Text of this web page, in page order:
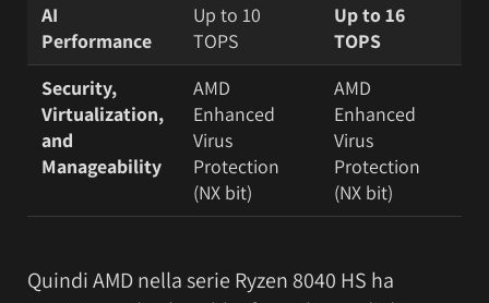
AI
Performance
Up to 10
TOPS
Up to 16
TOPS
Security,
Virtualization,
and
Manageability
AMD
Enhanced
Virus
Protection
(NX bit)
AMD
Enhanced
Virus
Protection
(NX bit)
Quindi AMD nella serie Ryzen 8040 HS ha